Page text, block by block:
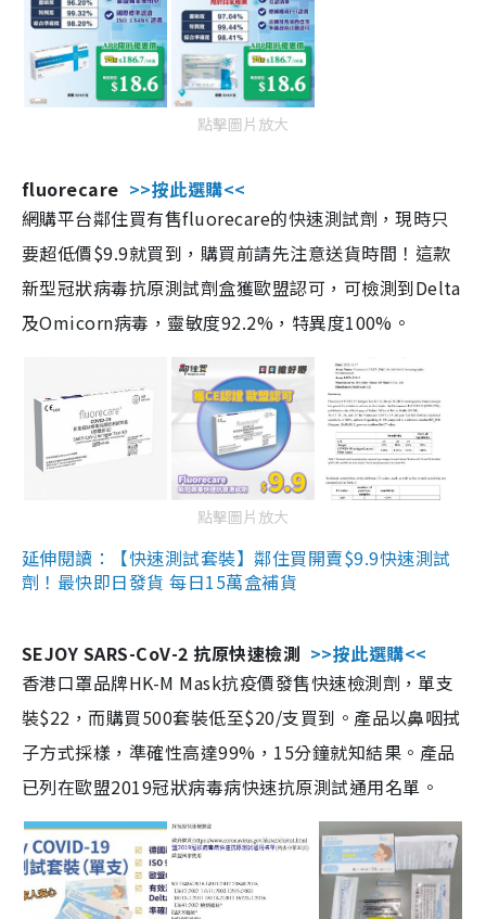
點擊圖片放大
fluorecare >>按此選購<<
網購平台鄰住買有售fluorecare的快速測試劑，現時只
要超低價$9.9就買到，購買前請先注意送貨時間！這款
新型冠狀病毒抗原測試劑盒獲歐盟認可，可檢測到Delta
及Omicorn病毒，靈敏度92.2%，特異度100%。
點擊圖片放大
延伸閱讀：【快速測試套裝】鄰住買開賣$9.9快速測試
劑！最快即日發貨 每日15萬盒補貨
SEJOY SARS-CoV-2 抗原快速檢測 >>按此選購<<
香港口罩品牌HK-M Mask抗疫價發售快速檢測劑，單支
裝$22，而購買500套裝低至$20/支買到。產品以鼻咽拭
子方式採樣，準確性高達99%，15分鐘就知結果。產品
已列在歐盟2019冠狀病毒病快速抗原測試通用名單。